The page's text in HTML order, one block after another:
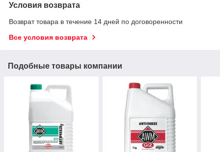
Условия возврата
Возврат товара в течение 14 дней по договоренности
Все условия возврата
Подобные товары компании